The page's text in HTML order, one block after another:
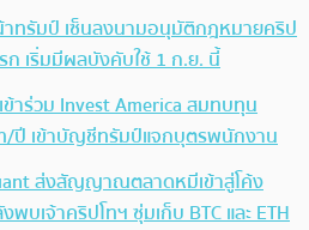
ทรัมป์ เซ็นลงนามอนุมัติกฎหมายคริป
ก เริ่มมีผลบังคับใช้ 1 ก.ย. นี้
าร่วม Invest America สมทบทุน
/ปี เข้าบัญชีทรัมป์แจกบุตรพนักงาน
ส่งสัญญาณตลาดหมีเข้าสู่โค้ง
บเจ้าคริปโทฯ ซุ่มเก็บ BTC และ ETH